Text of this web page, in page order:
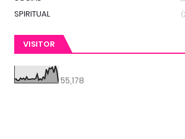
SPIRITUAL
VISITOR
55,178